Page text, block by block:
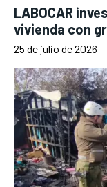
LABOCAR
vivienda con
25 de julio de 2026